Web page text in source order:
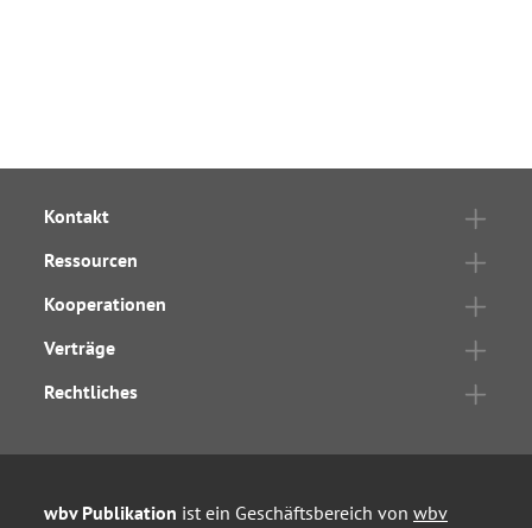
Kontakt
Ressourcen
Kooperationen
Verträge
Rechtliches
wbv Publikation ist ein Geschäftsbereich von wbv